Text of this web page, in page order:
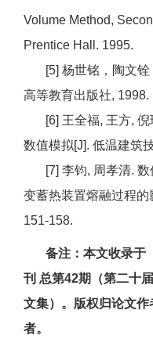
Volume Method,
Prentice Hall. 1995.
[5] 杨世铭，陶文铨
高等教育出版社, 1998.
[6] 王全福, 王方, 倪
数值模拟[J]. 低温建筑
[7] 李钧, 周孝清. 数
变蓄热装置熔融过程的
151-158.
备注：本文收录于
刊 总第42期（第二十
文集）。版权归论文
者。